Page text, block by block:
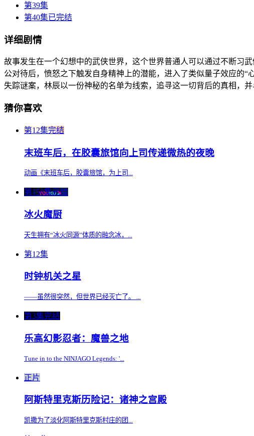
第39集
第40集已完结
详细剧情
故事发生在一个幻想中的武侠世界，这个世界普通人可以通过不断习
公对待后，愤怒之下触发自身精神上的潜能，进入了类似量子效应的
失踪谜案，林辰以一份神秘的名单为线索，追寻这一切背后的真相，
猜你喜欢
第12集完结
末班车后，在胶囊旅馆向上司传递微热的夜晚
动画《末班车后，胶囊旅馆，为上司...
第156集完结
冰火魔厨
天生拥有“冰火同源”体质的融念冰，...
第12集
时钟机关之星
——虽然很突然，但世界已经灭亡了。 ...
第3集完结
乐高幻影忍者：魔兽之地
Tune in to the NINJAGO Legends: '...
正片
阿斯特里克斯历险记：诸神之宫殿
凯撒为了淡化阿斯特里克斯村庄的团...